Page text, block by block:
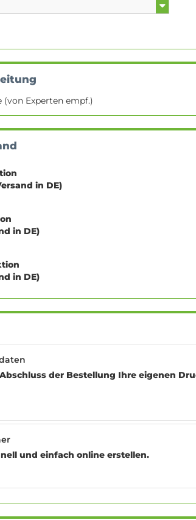
Experten empf.)
in DE)
in DE)
in DE)
der Bestellung Ihre eigenen
und einfach online erstellen.